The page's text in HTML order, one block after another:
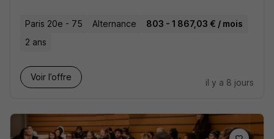
Paris 20e - 75 Alternance
803 - 1 867,03 € / mois
2 ans
Voir l’offre
il y a 8 jours